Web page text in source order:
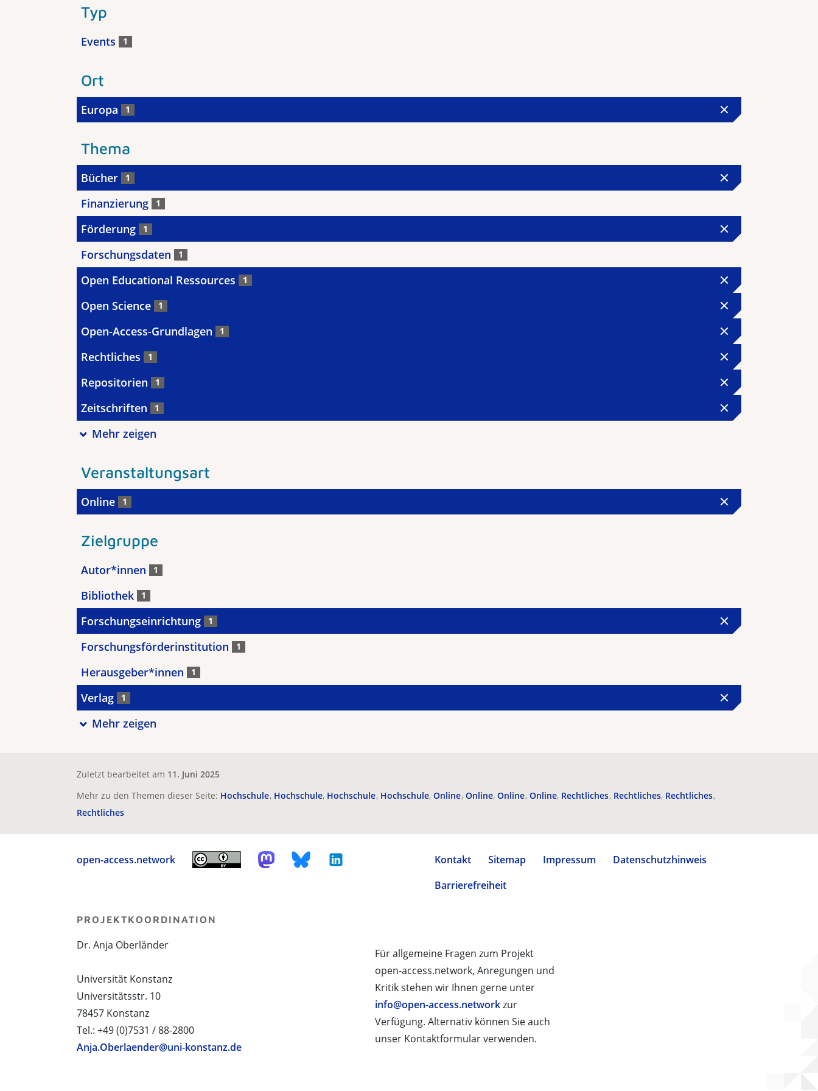
Typ
Events 1
Ort
Europa 1
Thema
Bücher 1
Finanzierung 1
Förderung 1
Forschungsdaten 1
Open Educational Ressources 1
Open Science 1
Open-Access-Grundlagen 1
Rechtliches 1
Repositorien 1
Zeitschriften 1
Mehr zeigen
Veranstaltungsart
Online 1
Zielgruppe
Autor*innen 1
Bibliothek 1
Forschungseinrichtung 1
Forschungsförderinstitution 1
Herausgeber*innen 1
Verlag 1
Mehr zeigen
Zuletzt bearbeitet am 11. Juni 2025
Mehr zu den Themen dieser Seite: Hochschule Hochschule Hochschule Hochschule Online Online Online Online Rechtliches Rechtliches Rechtliches
Rechtliches
open-access.network Kontakt Sitemap Impressum
Datenschutzhinweis
Barrierefreiheit
Für allgemeine Fragen zum Projekt
open-access.network, Anregungen und
Kritik stehen wir Ihnen gerne unter
info@open-access.networkzur
Verfügung. Alternativ können Sie auch
unser Kontaktformular verwenden.
PROJEKTKOORDINATION
Dr. Anja Oberländer
Universität Konstanz
Universitätsstr. 10
78457 Konstanz
Tel.: +49 (0)7531 / 88-2800
Anja.Oberlaender@uni-konstanz.de